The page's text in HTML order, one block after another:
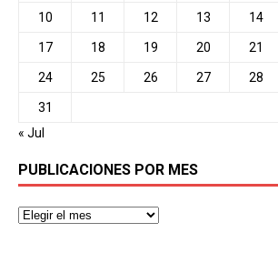
10 11 12 13 14
17 18 19 20 21
24 25 26 27 28
31
« Jul
PUBLICACIONES POR MES